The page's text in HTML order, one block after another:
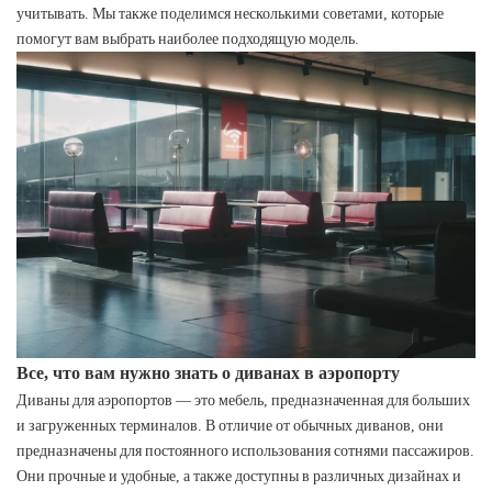
учитывать. Мы также поделимся несколькими советами, которые
помогут вам выбрать наиболее подходящую модель.
Все, что вам нужно знать о диванах в аэропорту
Диваны для аэропортов — это мебель, предназначенная для больших
и загруженных терминалов. В отличие от обычных диванов, они
предназначены для постоянного использования сотнями пассажиров.
Они прочные и удобные, а также доступны в различных дизайнах и